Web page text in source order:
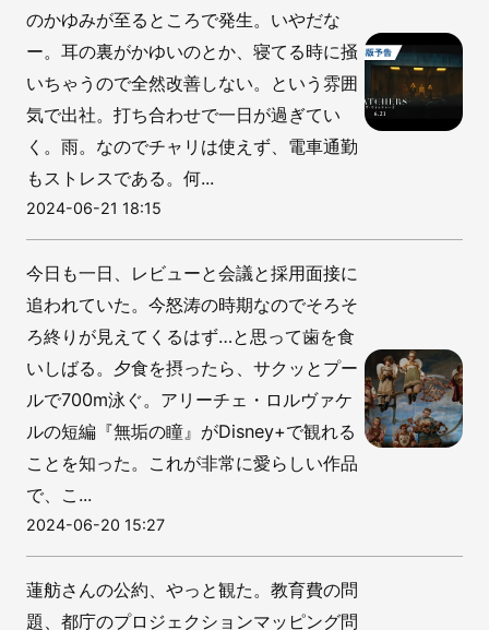
のかゆみが至るところで発生。いやだな
ー。耳の裏がかゆいのとか、寝てる時に掻
いちゃうので全然改善しない。という雰囲
気で出社。打ち合わせで一日が過ぎてい
く。雨。なのでチャリは使えず、電車通勤
もストレスである。何...
2024-06-21 18:15
今日も一日、レビューと会議と採用面接に
追われていた。今怒涛の時期なのでそろそ
ろ終りが見えてくるはず…と思って歯を食
いしばる。夕食を摂ったら、サクッとプー
ルで700m泳ぐ。アリーチェ・ロルヴァケ
ルの短編『無垢の瞳』がDisney+で観れる
ことを知った。これが非常に愛らしい作品
で、こ...
2024-06-20 15:27
蓮舫さんの公約、やっと観た。教育費の問
題、都庁のプロジェクションマッピング問